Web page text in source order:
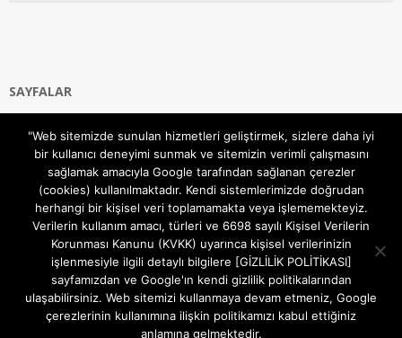
SAYFALAR
Gizlilik ve Çerezler (Cookies) Politikası
Hakkımızda
İletişim Kanalları
MODEM KURULUM
TEKNİK DESTEK
TELEVİZYON SİSTEMLERİ
"Web sitemizde sunulan hizmetleri geliştirmek, sizlere daha iyi
bir kullanıcı deneyimi sunmak ve sitemizin verimli çalışmasını
sağlamak amacıyla Google tarafından sağlanan çerezler
(cookies) kullanılmaktadır. Kendi sistemlerimizde doğrudan
herhangi bir kişisel veri toplamamakta veya işlememekteyiz.
Verilerin kullanım amacı, türleri ve 6698 sayılı Kişisel Verilerin
Korunması Kanunu (KVKK) uyarınca kişisel verilerinizin
işlenmesiyle ilgili detaylı bilgilere [GİZLİLİK POLİTİKASI]
sayfamızdan ve Google'ın kendi gizlilik politikalarından
ulaşabilirsiniz. Web sitemizi kullanmaya devam etmeniz, Google
çerezlerinin kullanımına ilişkin politikamızı kabul ettiğiniz
anlamına gelmektedir.